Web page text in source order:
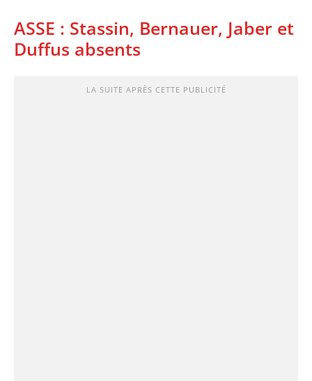
ASSE : Stassin, Bernauer, Jaber et
Duffus absents
LA SUITE APRÈS CETTE PUBLICITÉ